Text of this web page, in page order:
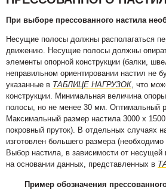
При выборе прессованного настила
Несущие полосы должны располагаться
движению. Несущие полосы должны
элементы опорной конструкции (балки,
неправильном ориентировании настил не
указанные в ТАБЛИЦЕ НАГРУЗОК, что
конструкции. Минимальная величина
полосы, но не менее 30 мм. Оптимальный
Максимальный размер настила 3000 х
покровный пруток). В отдельных случаях
изготовлен большего размера (необходимо
Выбор настила, в зависимости от несущей
на основании данных, представленных в
Пример обозначения